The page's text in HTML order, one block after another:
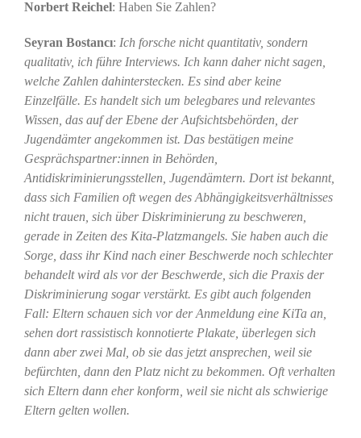
Norbert Reichel: Haben Sie Zahlen?
Seyran Bostancı: Ich forsche nicht quantitativ, sondern
qualitativ, ich führe Interviews. Ich kann daher nicht sagen,
welche Zahlen dahinterstecken. Es sind aber keine
Einzelfälle. Es handelt sich um belegbares und relevantes
Wissen, das auf der Ebene der Aufsichtsbehörden, der
Jugendämter angekommen ist. Das bestätigen meine
Gesprächspartner:innen in Behörden,
Antidiskriminierungsstellen, Jugendämtern. Dort ist bekannt,
dass sich Familien oft wegen des Abhängigkeitsverhältnisses
nicht trauen, sich über Diskriminierung zu beschweren,
gerade in Zeiten des Kita-Platzmangels. Sie haben auch die
Sorge, dass ihr Kind nach einer Beschwerde noch schlechter
behandelt wird als vor der Beschwerde, sich die Praxis der
Diskriminierung sogar verstärkt. Es gibt auch folgenden
Fall: Eltern schauen sich vor der Anmeldung eine KiTa an,
sehen dort rassistisch konnotierte Plakate, überlegen sich
dann aber zwei Mal, ob sie das jetzt ansprechen, weil sie
befürchten, dann den Platz nicht zu bekommen. Oft verhalten
sich Eltern dann eher konform, weil sie nicht als schwierige
Eltern gelten wollen.